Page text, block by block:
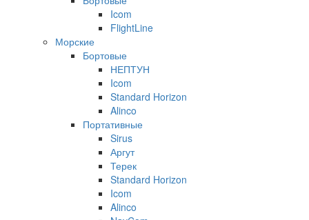
Icom
FlightLine
Морские
Бортовые
НЕПТУН
Icom
Standard Horizon
Alinco
Портативные
Sirus
Аргут
Терек
Standard Horizon
Icom
Alinco